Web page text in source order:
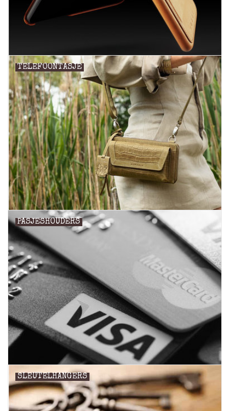
TELEFOONTASJE
PASJESHOUDERS
SLEUTELHANGERS